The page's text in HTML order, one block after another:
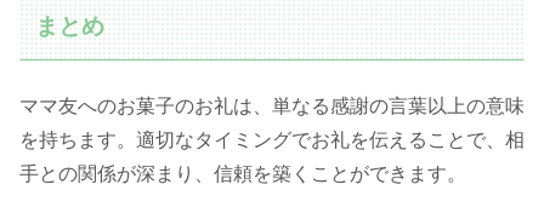
まとめ
ママ友へのお菓子のお礼は、単なる感謝の言葉以上の意味
を持ちます。適切なタイミングでお礼を伝えることで、相
手との関係が深まり、信頼を築くことができます。